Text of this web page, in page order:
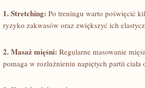
1. ⁢Stretching: Po treningu warto poświęcić
ryzyko zakwasów oraz zwiększyć ich
2. Masaż mięśni: Regularne masowanie
pomaga w rozluźnieniu⁤ napiętych partii